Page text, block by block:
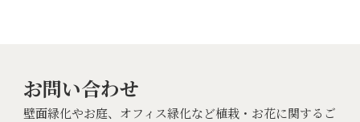
お問い合わせ
壁面緑化やお庭、オフィス緑化など植栽・お花に関するご